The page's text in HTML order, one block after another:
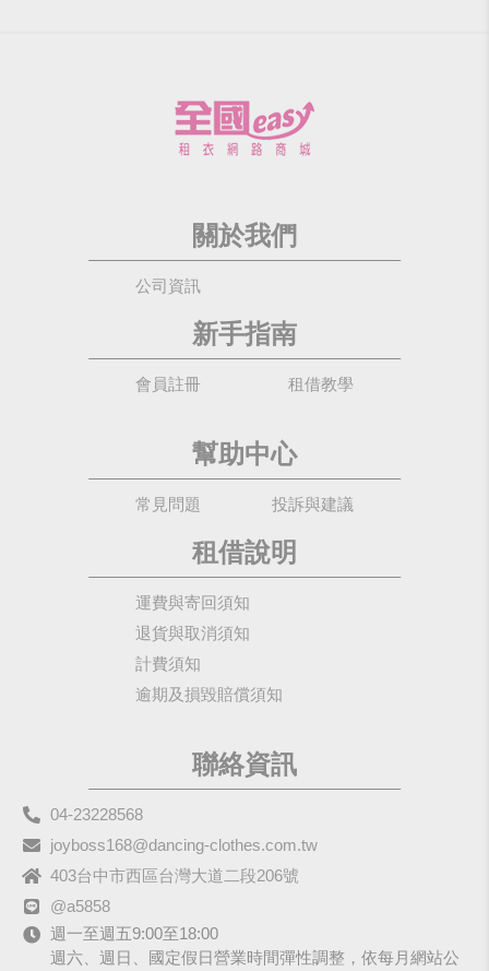
關於我們
公司資訊
新手指南
會員註冊 租借教學
幫助中心
常見問題 投訴與建議
租借說明
運費與寄回須知
退貨與取消須知
計費須知
逾期及損毀賠償須知
聯絡資訊
04-23228568
joyboss168@dancing-clothes.com.tw
403台中市西區台灣大道二段206號
@a5858
週一至週五9:00至18:00
週六、週日、國定假日營業時間彈性調整，依每月網站公